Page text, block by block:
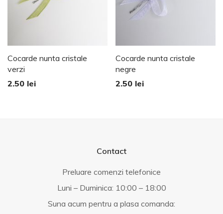
Cocarde nunta cristale
verzi
2.50 lei
Cocarde nunta cristale
negre
2.50 lei
Contact
Preluare comenzi telefonice
Luni – Duminica: 10:00 – 18:00
Suna acum pentru a plasa comanda: